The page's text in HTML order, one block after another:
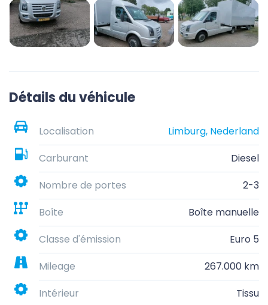
Détails du véhicule
Localisation
Limburg, Nederland
Carburant
Diesel
Nombre de portes
2-3
Boîte
Boîte manuelle
Classe d'émission
Euro 5
Mileage
267.000 km
Intérieur
Tissu